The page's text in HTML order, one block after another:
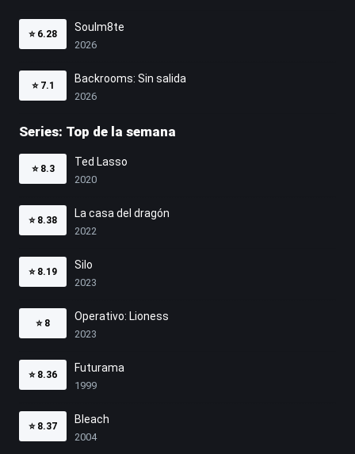
⭐ 6.28
Soulm8te
2026
⭐ 7.1
Backrooms: Sin salida
2026
Series: Top de la semana
⭐ 8.3
Ted Lasso
2020
⭐ 8.38
La casa del dragón
2022
⭐ 8.19
Silo
2023
⭐ 8
Operativo: Lioness
2023
⭐ 8.36
Futurama
1999
⭐ 8.37
Bleach
2004